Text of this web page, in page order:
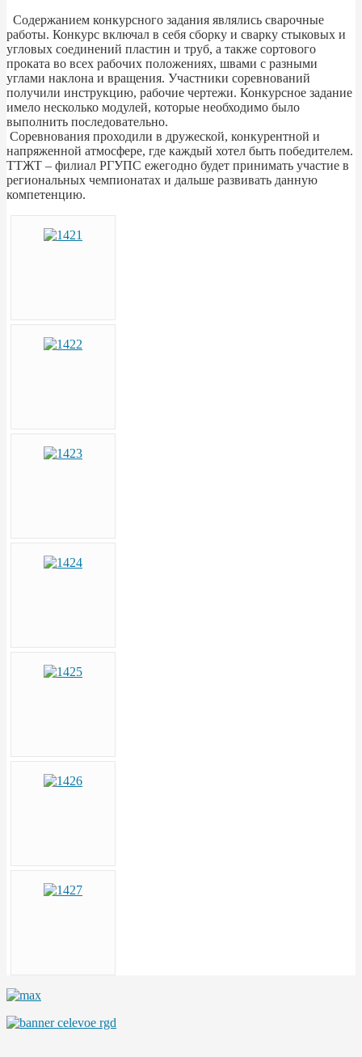
Содержанием конкурсного задания являлись сварочные
работы. Конкурс включал в себя сборку и сварку стыковых и
угловых соединений пластин и труб, а также сортового
проката во всех рабочих положениях, швами с разными
углами наклона и вращения. Участники соревнований
получили инструкцию, рабочие чертежи. Конкурсное задание
имело несколько модулей, которые необходимо было
выполнить последовательно.
Соревнования проходили в дружеской, конкурентной и
напряженной атмосфере, где каждый хотел быть победителем.
ТТЖТ – филиал РГУПС ежегодно будет принимать участие в
региональных чемпионатах и дальше развивать данную
компетенцию.